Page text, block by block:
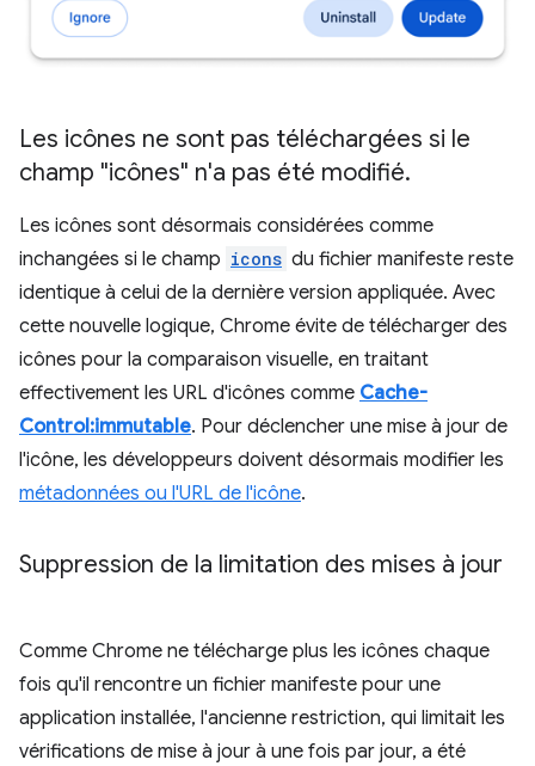
Les icônes ne sont pas téléchargées si le
champ "icônes" n'a pas été modifié.
Les icônes sont désormais considérées comme
inchangées si le champ icons du fichier manifeste reste
identique à celui de la dernière version appliquée. Avec
cette nouvelle logique, Chrome évite de télécharger des
icônes pour la comparaison visuelle, en traitant
effectivement les URL d'icônes comme Cache-
Control:immutable. Pour déclencher une mise à jour de
l'icône, les développeurs doivent désormais modifier les
métadonnées ou l'URL de l'icône.
Suppression de la limitation des mises à jour
Comme Chrome ne télécharge plus les icônes chaque
fois qu'il rencontre un fichier manifeste pour une
application installée, l'ancienne restriction, qui limitait les
vérifications de mise à jour à une fois par jour, a été